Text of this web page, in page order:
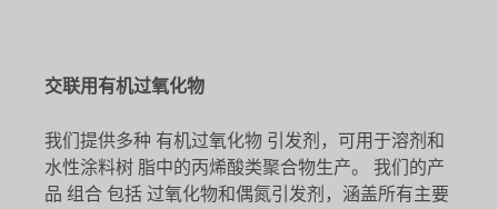
交联用有机过氧化物
我们提供多种 有机过氧化物 引发剂，可用于溶剂和
水性涂料树 脂中的丙烯酸类聚合物生产。 我们的产
品 组合 包括 过氧化物和偶氮引发剂，涵盖所有主要